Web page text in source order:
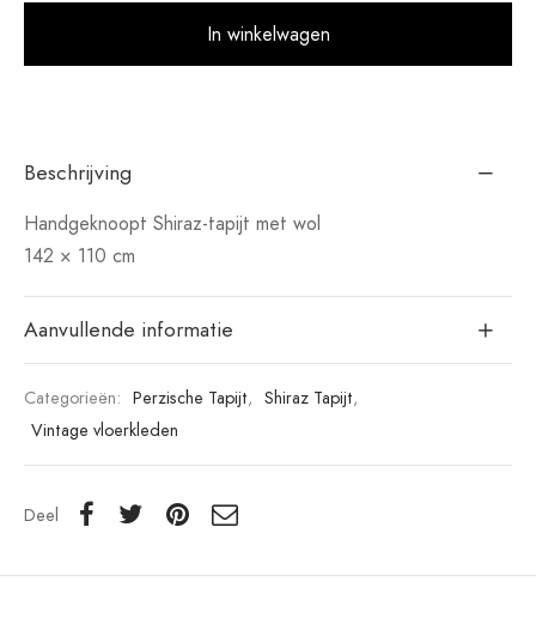
In winkelwagen
Beschrijving
Handgeknoopt Shiraz-tapijt met wol
142 × 110 cm
Aanvullende informatie
Categorieën: Perzische Tapijt, Shiraz Tapijt,
Vintage vloerkleden
Deel